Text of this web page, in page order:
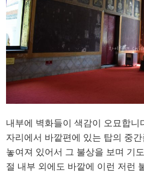
내부에 벽화들이 색감이 오묘합니
자리에서 바깥편에 있는 탑의 중
놓여져 있어서 그 불상을 보며 기
절 내부 외에도 바깥에 이런 저런